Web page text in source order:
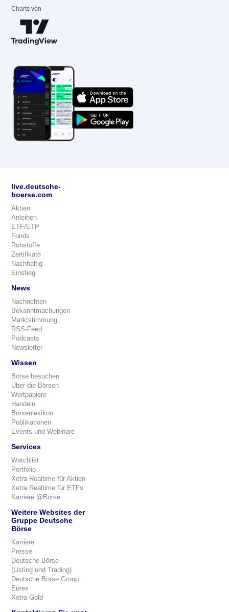
Charts von
live.deutsche-
boerse.com
Aktien
Anleihen
ETF/ETP
Fonds
Rohstoffe
Zertifikate
Nachhaltig
Einstieg
News
Nachrichten
Bekanntmachungen
Marktstimmung
RSS-Feed
Podcasts
Newsletter
Wissen
Börse besuchen
Über die Börsen
Wertpapiere
Handeln
Börsenlexikon
Publikationen
Events und Webinare
Services
Watchlist
Portfolio
Xetra Realtime für Aktien
Xetra Realtime für ETFs
Karriere @Börse
Weitere Websites der
Gruppe Deutsche
Börse
Karriere
Presse
Deutsche Börse
(Listing und Trading)
Deutsche Börse Group
Eurex
Xetra-Gold